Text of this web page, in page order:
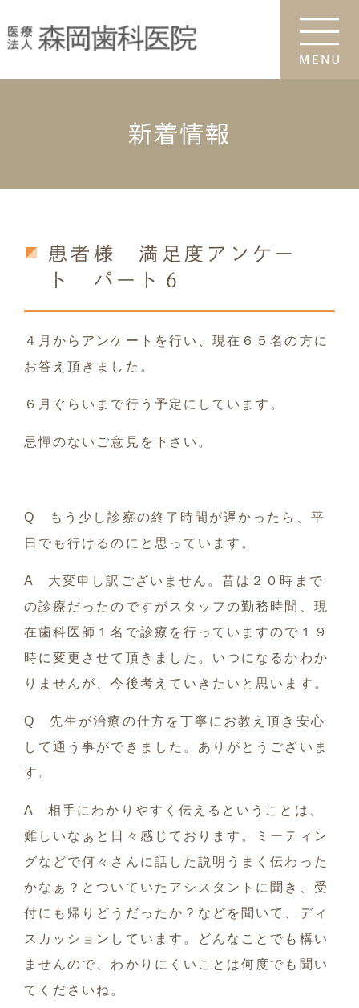
新着情報
患者様 満足度アンケー
ト パート６
４月からアンケートを行い、現在６５名の方に
お答え頂きました。
６月ぐらいまで行う予定にしています。
忌憚のないご意見を下さい。
Q もう少し診察の終了時間が遅かったら、平
日でも行けるのにと思っています。
A 大変申し訳ございません。昔は２０時まで
の診療だったのですがスタッフの勤務時間、現
在歯科医師１名で診療を行っていますので１９
時に変更させて頂きました。いつになるかわか
りませんが、今後考えていきたいと思います。
Q 先生が治療の仕方を丁寧にお教え頂き安心
して通う事ができました。ありがとうございま
す。
A 相手にわかりやすく伝えるということは、
難しいなぁと日々感じております。ミーティン
グなどで何々さんに話した説明うまく伝わった
かなぁ？とついていたアシスタントに聞き、受
付にも帰りどうだったか？などを聞いて、ディ
スカッションしています。どんなことでも構い
ませんので、わかりにくいことは何度でも聞い
てくださいね。